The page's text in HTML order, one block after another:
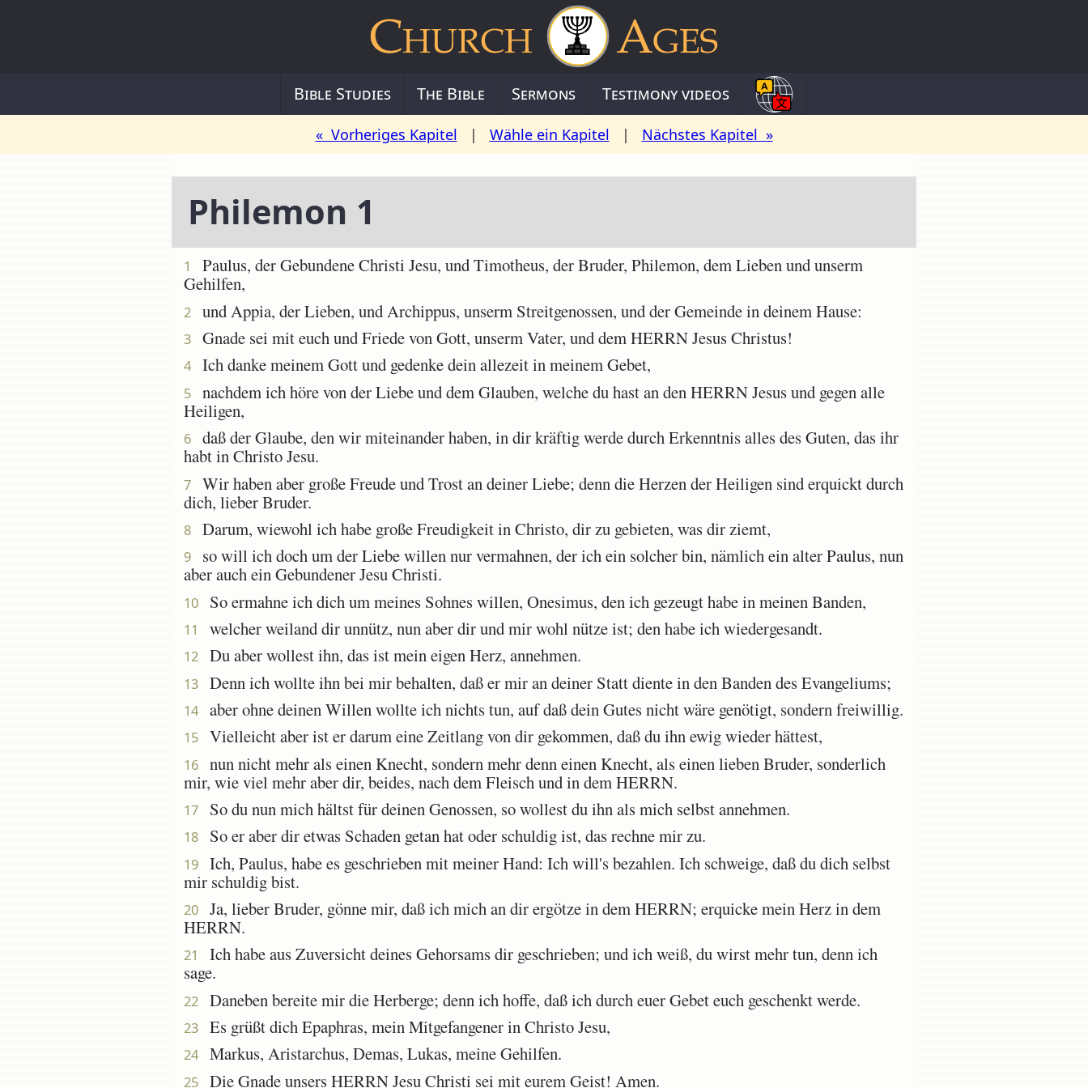
Bible Studies The Bible Sermons Testimony videos
« Vorheriges Kapitel | Wähle ein Kapitel | Nächstes Kapitel »
Philemon 1
1
Paulus, der Gebundene Christi Jesu, und Timotheus, der Bruder, Philemon, dem Lieben und unserm
Gehilfen,
2 und Appia, der Lieben, und Archippus, unserm Streitgenossen, und der Gemeinde in deinem Hause:
3 Gnade sei mit euch und Friede von Gott, unserm Vater, und dem HERRN Jesus Christus!
4 Ich danke meinem Gott und gedenke dein allezeit in meinem Gebet,
5
nachdem ich höre von der Liebe und dem Glauben, welche du hast an den HERRN Jesus und gegen alle
Heiligen,
6
daß der Glaube, den wir miteinander haben, in dir kräftig werde durch Erkenntnis alles des Guten, das ihr
habt in Christo Jesu.
7
Wir haben aber große Freude und Trost an deiner Liebe; denn die Herzen der Heiligen sind erquickt durch
dich, lieber Bruder.
8 Darum, wiewohl ich habe große Freudigkeit in Christo, dir zu gebieten, was dir ziemt,
9
so will ich doch um der Liebe willen nur vermahnen, der ich ein solcher bin, nämlich ein alter Paulus, nun
aber auch ein Gebundener Jesu Christi.
10 So ermahne ich dich um meines Sohnes willen, Onesimus, den ich gezeugt habe in meinen Banden,
11 welcher weiland dir unnütz, nun aber dir und mir wohl nütze ist; den habe ich wiedergesandt.
12 Du aber wollest ihn, das ist mein eigen Herz, annehmen.
13 Denn ich wollte ihn bei mir behalten, daß er mir an deiner Statt diente in den Banden des Evangeliums;
14 aber ohne deinen Willen wollte ich nichts tun, auf daß dein Gutes nicht wäre genötigt, sondern freiwillig.
15 Vielleicht aber ist er darum eine Zeitlang von dir gekommen, daß du ihn ewig wieder hättest,
16
nun nicht mehr als einen Knecht, sondern mehr denn einen Knecht, als einen lieben Bruder, sonderlich
mir, wie viel mehr aber dir, beides, nach dem Fleisch und in dem HERRN.
17 So du nun mich hältst für deinen Genossen, so wollest du ihn als mich selbst annehmen.
18 So er aber dir etwas Schaden getan hat oder schuldig ist, das rechne mir zu.
19
Ich, Paulus, habe es geschrieben mit meiner Hand: Ich will's bezahlen. Ich schweige, daß du dich selbst
mir schuldig bist.
20
Ja, lieber Bruder, gönne mir, daß ich mich an dir ergötze in dem HERRN; erquicke mein Herz in dem
HERRN.
21
Ich habe aus Zuversicht deines Gehorsams dir geschrieben; und ich weiß, du wirst mehr tun, denn ich
sage.
22 Daneben bereite mir die Herberge; denn ich hoffe, daß ich durch euer Gebet euch geschenkt werde.
23 Es grüßt dich Epaphras, mein Mitgefangener in Christo Jesu,
24 Markus, Aristarchus, Demas, Lukas, meine Gehilfen.
25 Die Gnade unsers HERRN Jesu Christi sei mit eurem Geist! Amen.